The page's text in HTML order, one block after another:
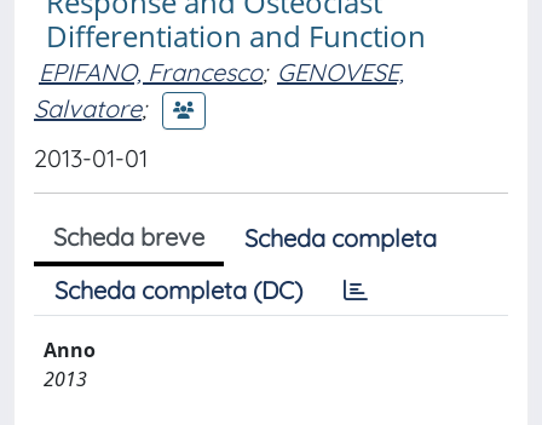
Differentiation and Function
EPIFANO, Francesco; GENOVESE,
Salvatore;
2013-01-01
Scheda breve
Scheda completa
Scheda completa (DC)
Anno
2013